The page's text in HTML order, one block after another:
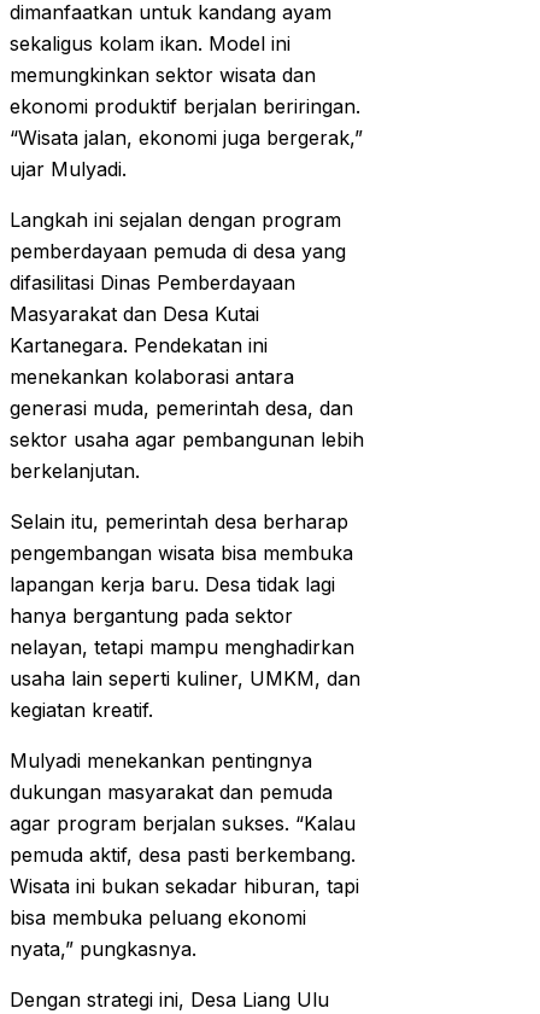
dimanfaatkan untuk kandang ayam
sekaligus kolam ikan. Model ini
memungkinkan sektor wisata dan
ekonomi produktif berjalan beriringan.
“Wisata jalan, ekonomi juga bergerak,”
ujar Mulyadi.
Langkah ini sejalan dengan program
pemberdayaan pemuda di desa yang
difasilitasi Dinas Pemberdayaan
Masyarakat dan Desa Kutai
Kartanegara. Pendekatan ini
menekankan kolaborasi antara
generasi muda, pemerintah desa, dan
sektor usaha agar pembangunan lebih
berkelanjutan.
Selain itu, pemerintah desa berharap
pengembangan wisata bisa membuka
lapangan kerja baru. Desa tidak lagi
hanya bergantung pada sektor
nelayan, tetapi mampu menghadirkan
usaha lain seperti kuliner, UMKM, dan
kegiatan kreatif.
Mulyadi menekankan pentingnya
dukungan masyarakat dan pemuda
agar program berjalan sukses. “Kalau
pemuda aktif, desa pasti berkembang.
Wisata ini bukan sekadar hiburan, tapi
bisa membuka peluang ekonomi
nyata,” pungkasnya.
Dengan strategi ini, Desa Liang Ulu